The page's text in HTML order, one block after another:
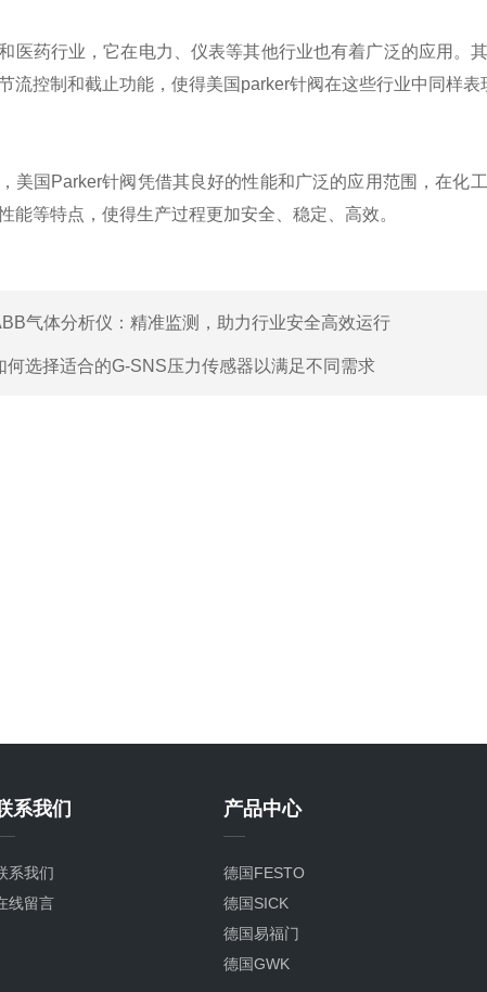
药行业，它在电力、仪表等其他行业也有着广泛的应用。
流控制和截止功能，使得美国parker针阀在这些行业中同样表
国Parker针阀凭借其良好的性能和广泛的应用范围，在化
能等特点，使得生产过程更加安全、稳定、高效。
气体分析仪：精准监测，助力行业安全高效运行
何选择适合的G-SNS压力传感器以满足不同需求
系我们
系我们
线留言
产品中心
德国FESTO
德国SICK
德国易福门
德国GWK